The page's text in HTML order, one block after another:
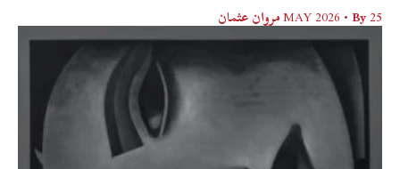
25 MAY 2026
• By مروان عثمان